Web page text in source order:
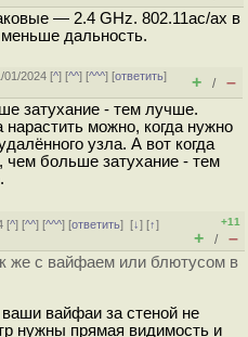
— 2.4 GHz. 802.11ac/ax в
дальность.
01/2024 [^] [^^] [^^^] [ответить]
+ / –
затухание - тем лучше.
можно, когда нужно
узла. А вот когда
чем больше затухание - тем
[^] [^^] [^^^] [ответить][↓] [↑]
+11
+ / –
же с вайфаем или блютусом в
вайфаи за стеной не
нужны прямая видимость и